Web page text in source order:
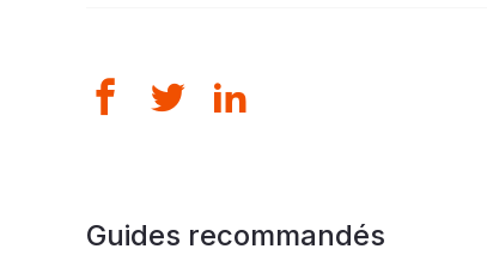
Guides recommandés